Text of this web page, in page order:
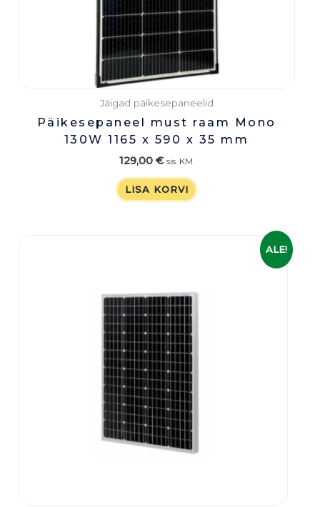
Jäigad päikesepaneelid
Päikesepaneel must raam Mono
130W 1165 x 590 x 35 mm
129,00 € sis. KM.
LISA KORVI
ALE!